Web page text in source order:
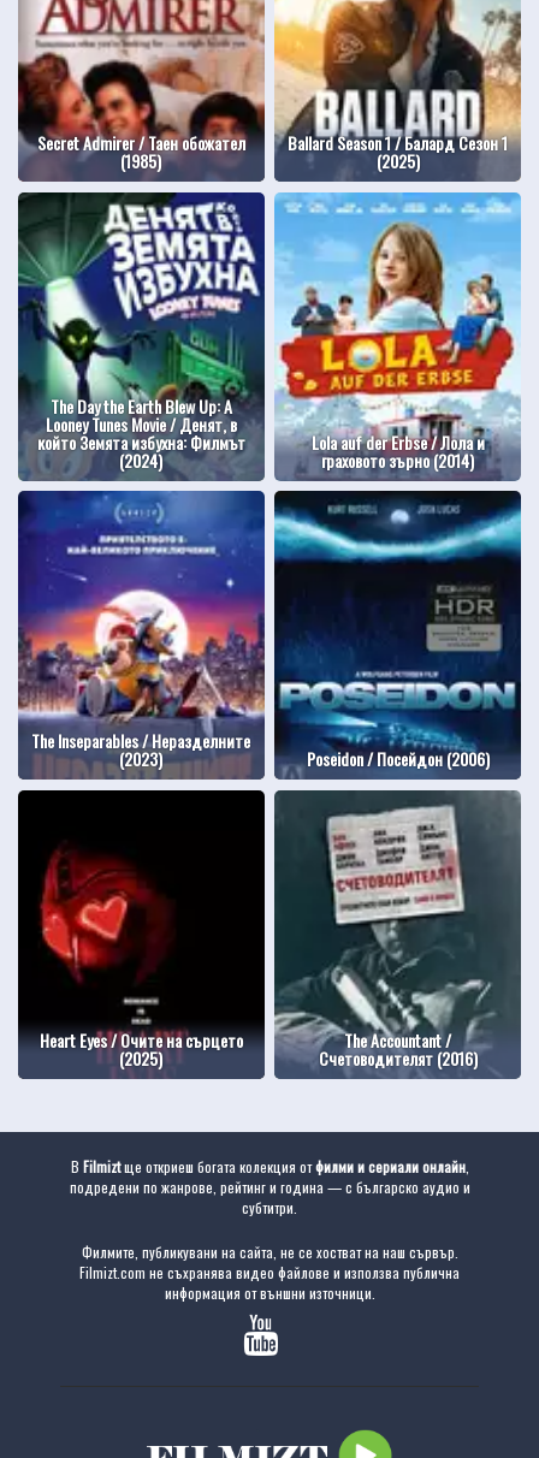
Secret Admirer / Таен обожател
(1985)
Ballard Season 1 / Балард Сезон 1
(2025)
The Day the Earth Blew Up: A
Looney Tunes Movie / Денят, в
който Земята избухна: Филмът
(2024)
Lola auf der Erbse / Лола и
граховото зърно (2014)
The Inseparables / Неразделните
(2023) Poseidon / Посейдон (2006)
Heart Eyes / Очите на сърцето
(2025)
The Accountant /
Счетоводителят (2016)
В Filmiztще откриеш богата колекция отфилми и сериали онлайн,
подредени по жанрове, рейтинг и година — с българско аудио и
субтитри.
Филмите, публикувани на сайта, не се хостват на наш сървър.
Filmizt.com не съхранява видео файлове и използва публична
информация от външни източници.